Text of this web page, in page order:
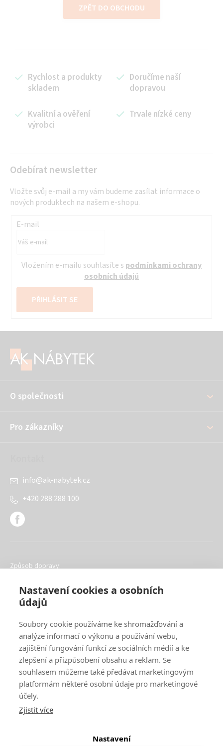
Nastavení cookies a osobních
údajů
Soubory cookie používáme ke shromažďování a
analýze informací o výkonu a používání webu,
zajištění fungování funkcí ze sociálních médií a ke
zlepšení a přizpůsobení obsahu a reklam. Se
souhlasem můžeme také předávat marketingovým
platformám některé osobní údaje pro marketingové
účely.
Zjistit více
Nastavení
ZPĚT DO OBCHODU
Rychlost a produkty
skladem
Doručíme naší
dopravou
Kvalitní a ověření
výrobci
Trvale nízké ceny
Odebírat newsletter
Vložte svůj e-mail a my vám budeme zasílat informace o
nových produktech na našem e-shopu.
E-mail
Vložením e-mailu souhlasíte s podmínkami ochrany
osobních údajů
PŘIHLÁSIT SE
O společnosti
Pro zákazníky
info@ak-nabytek.cz
+420 288 288 100
Způsob dopravy:
Oblíbené způsoby platby:
www.ak-nabytek.cz